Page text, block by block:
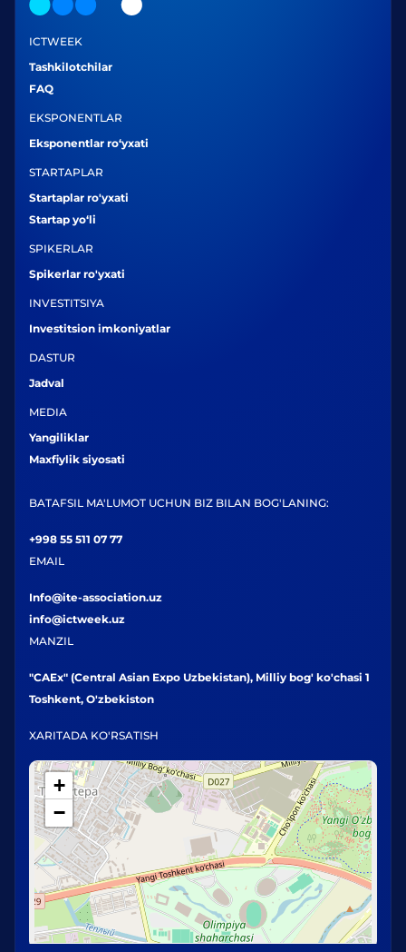
ICTWEEK
Tashkilotchilar
FAQ
EKSPONENTLAR
Eksponentlar ro‘yxati
STARTAPLAR
Startaplar ro'yxati
Startap yo‘li
SPIKERLAR
Spikerlar ro'yxati
INVESTITSIYA
Investitsion imkoniyatlar
DASTUR
Jadval
MEDIA
Yangiliklar
Maxfiylik siyosati
BATAFSIL MA'LUMOT UCHUN BIZ BILAN BOG'LANING:
+998 55 511 07 77
EMAIL
Info@ite-association.uz
info@ictweek.uz
MANZIL
"CAEx" (Central Asian Expo Uzbekistan), Milliy bog' ko'chasi 1
Toshkent, O'zbekiston
XARITADA KO'RSATISH
+
−